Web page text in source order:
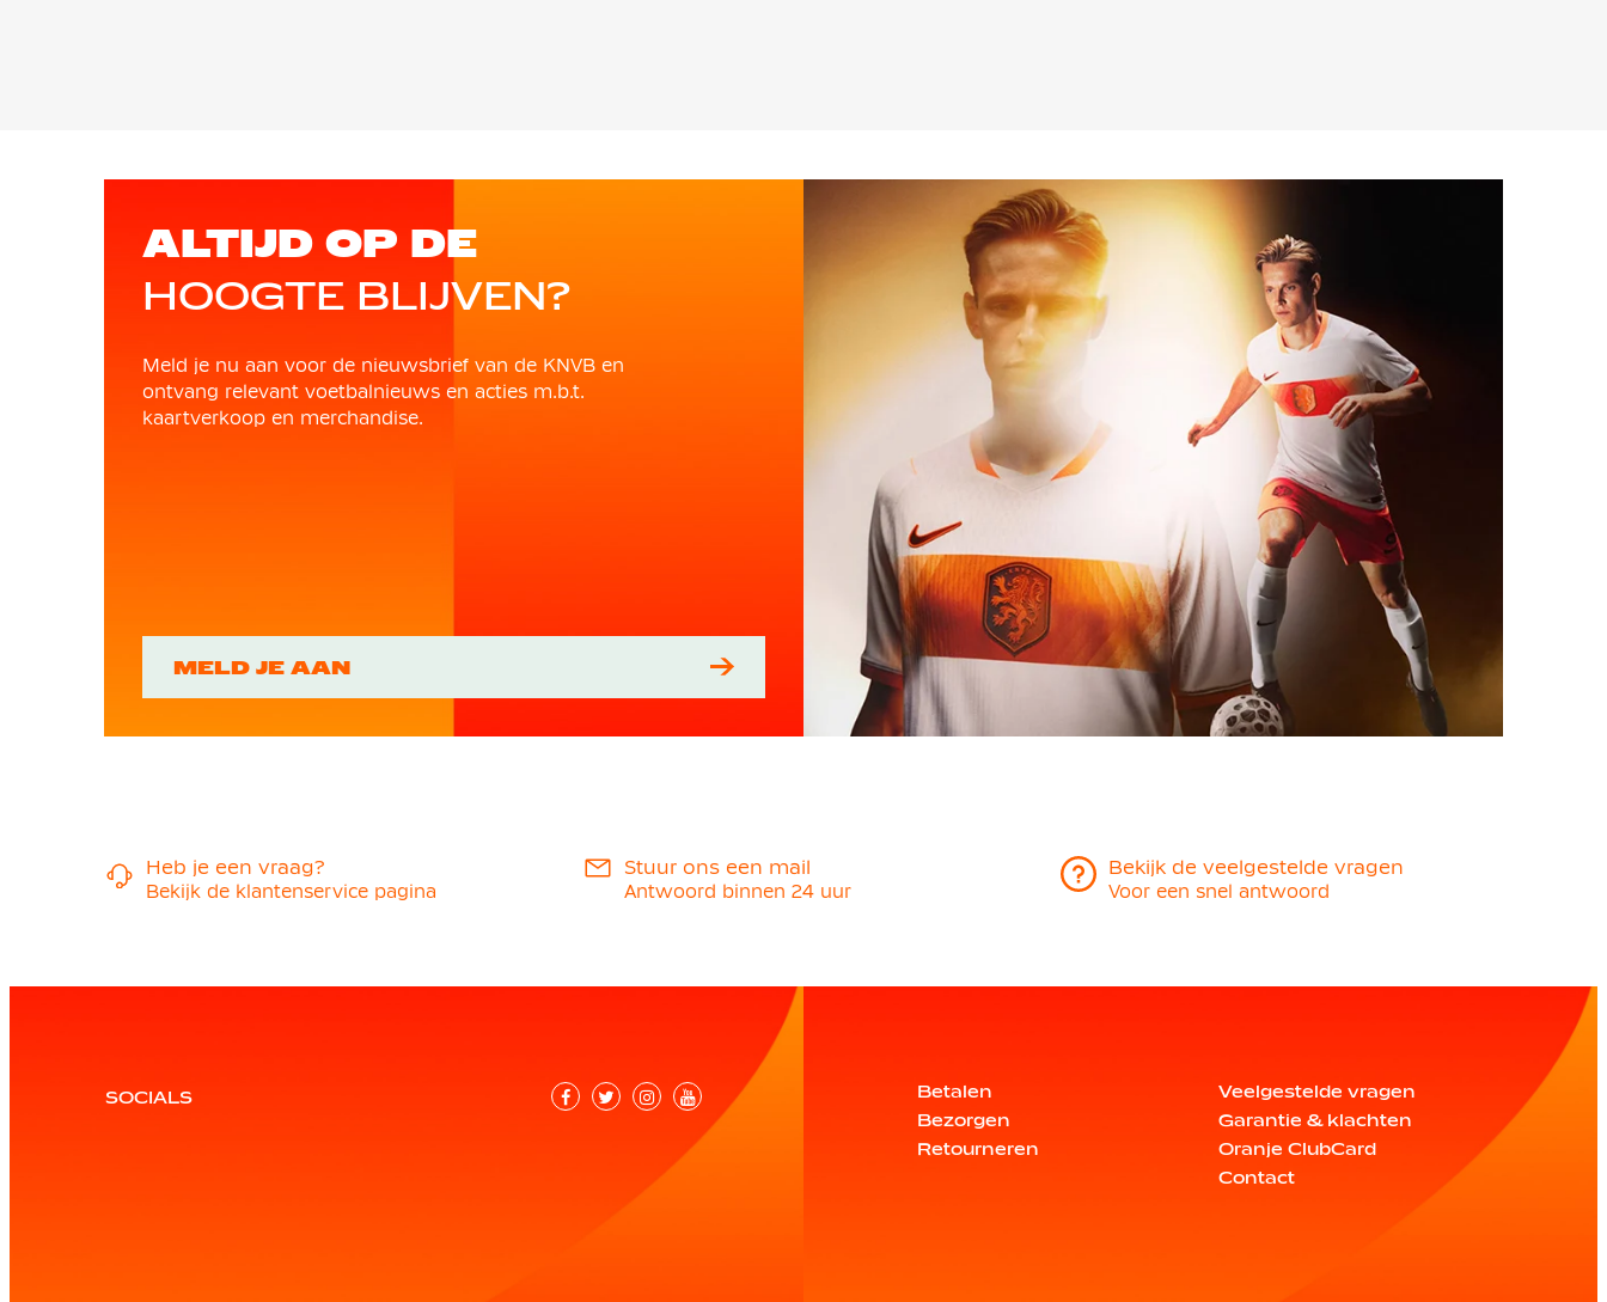
ALTIJD OP DE
HOOGTE BLIJVEN?
Meld je nu aan voor de nieuwsbrief van de KNVB en
ontvang relevant voetbalnieuws en acties m.b.t.
kaartverkoop en merchandise.
MELD JE AAN
Heb je een vraag?
Bekijk de klantenservice pagina
Stuur ons een mail
Antwoord binnen 24 uur
Bekijk de veelgestelde vragen
Voor een snel antwoord
SOCIALS
Betalen
Bezorgen
Retourneren
Veelgestelde vragen
Garantie & klachten
Oranje ClubCard
Contact